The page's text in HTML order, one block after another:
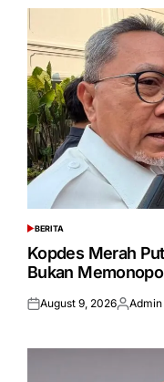
POSTED
IN
BERITA
Kopdes Merah
Bukan
Posted
August 9, 2026Posted